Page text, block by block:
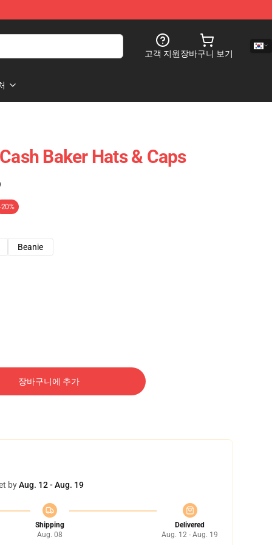
고객 지원장바구니 보기
Baker Hats & Caps
-20%
Beanie
장바구니에 추가
byAug. 12 - Aug. 19
Shipping
Aug. 08
Delivered
Aug. 12 - Aug. 19